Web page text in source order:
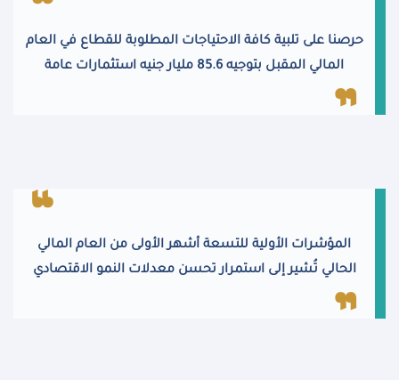
حرصنا على تلبية كافة الاحتياجات المطلوبة للقطاع في العام
المالي المقبل بتوجيه 85.6 مليار جنيه استثمارات عامة
المؤشرات الأولية للتسعة أشهر الأولى من العام المالي
الحالي تُشير إلى استمرار تحسن معدلات النمو الاقتصادي